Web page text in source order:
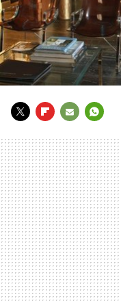
MAIL